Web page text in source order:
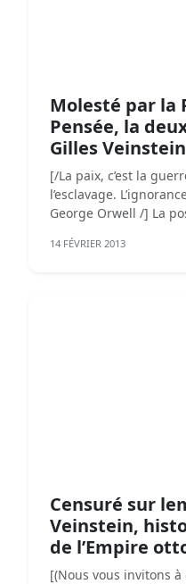
Molesté par la
Pensée, la
Gilles Veinstein
[/La paix, c’est la
l’esclavage.
George Orwell /] La
14 FÉVRIER 2013
Censuré sur
Veinstein,
de l’Empire
[(Nous vous invitons